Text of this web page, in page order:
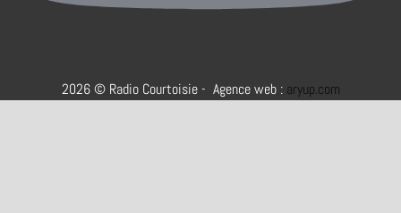
2026 © Radio Courtoisie - Agence web : aryup.com